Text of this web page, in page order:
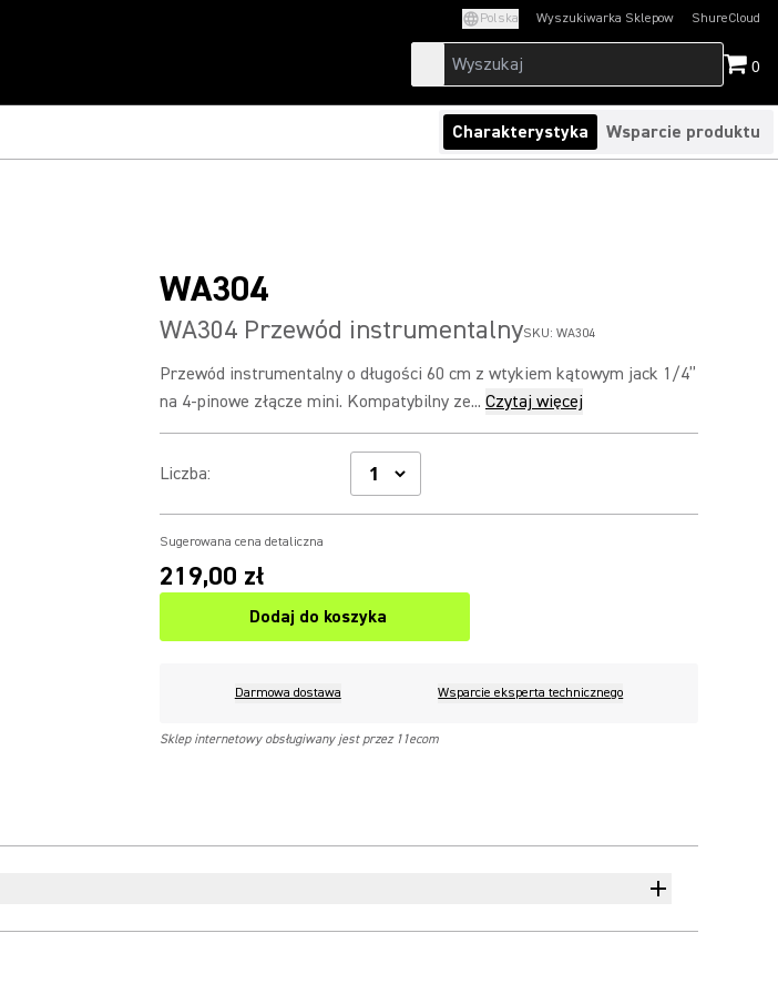
Polska Wyszukiwarka Sklepow ShureCloud
(Opens in a new
0
Charakterystyka Wsparcie produktu
WA304
WA304 Przewód instrumentalnySKU: WA304
Przewód instrumentalny o długości 60 cm z wtykiem kątowym jack 1/4”
na 4-pinowe złącze mini. Kompatybilny ze... Czytaj więcej
Liczba:
Sugerowana cena detaliczna
219,00 zł
Dodaj do koszyka
Darmowa dostawa Wsparcie eksperta technicznego
Sklep internetowy obsługiwany jest przez 11ecom